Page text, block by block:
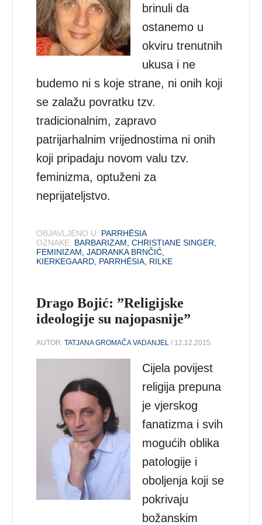
brinuli da
ostanemo u
okviru trenutnih
ukusa i ne
budemo ni s koje strane, ni onih koji
se zalažu povratku tzv.
tradicionalnim, zapravo
patrijarhalnim vrijednostima ni onih
koji pripadaju novom valu tzv.
feminizma, optuženi za
neprijateljstvo.
OBJAVLJENO U: PARRHĒSIA
OZNAKE: BARBARIZAM ,CHRISTIANE SINGER
FEMINIZAM ,JADRANKA BRNČIĆ
KIERKEGAARD PARRHĒSIA RILKE
Drago Bojić: ”Religijske
ideologije su najopasnije”
AUTOR:TATJANA GROMAČA VADANJEL / 12.12.2015.
Cijela povijest
religija prepuna
je vjerskog
fanatizma i svih
mogućih oblika
patologije i
oboljenja koji se
pokrivaju
božanskim